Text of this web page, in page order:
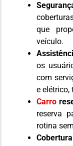
que
veículo.
os
com
e elétrico,
Carro
reserva
rotina